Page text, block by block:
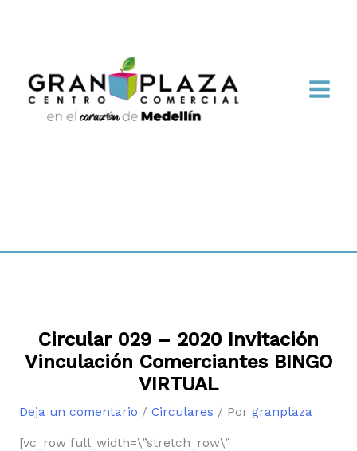
Circular 029 – 2020 Invitación
Vinculación Comerciantes BINGO
VIRTUAL
Deja un comentario / Circulares / Por granplaza
[vc_row full_width=\”stretch_row\”